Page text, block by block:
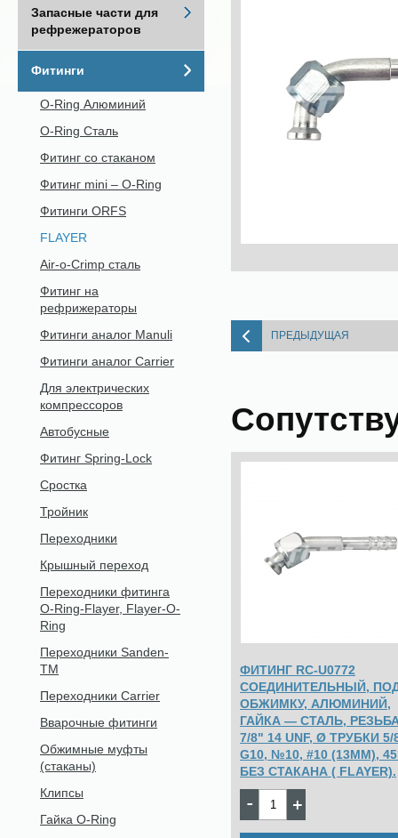
ПРЕДЫДУЩАЯ
ФИТИНГ RC-U0772
СОЕДИНИТЕЛЬНЫЙ,
ОБЖИМКУ, АЛЮМИНИЙ,
ГАЙКА — СТАЛЬ,
7/8" 14 UNF, Ø ТРУБКИ 5/
G10, №10, #10 (13ММ),
БЕЗ СТАКАНА ( FLAYER).
Цена:143
Запасные части для
рефрежераторов
Фитинги
O-Ring Алюминий
O-Ring Сталь
Фитинг со стаканом
Фитинг mini – O-Ring
Фитинги ORFS
FLAYER
Air-o-Crimp сталь
Фитинг на
рефрижераторы
Фитинги аналог Manuli
Фитинги аналог Carrier
Для электрических
компрессоров
Автобусные
Фитинг Spring-Lock
Сростка
Тройник
Переходники
Крышный переход
Переходники фитинга
O-Ring-Flayer, Flayer-O-
Ring
Переходники Sanden-
TM
Переходники Carrier
Вварочные фитинги
Обжимные муфты
(стаканы)
Клипсы
Гайка O-Ring